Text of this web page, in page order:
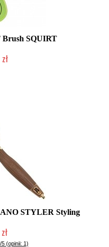
Brush SQUIRT
STYLER Styling
5 (opinii: 1)